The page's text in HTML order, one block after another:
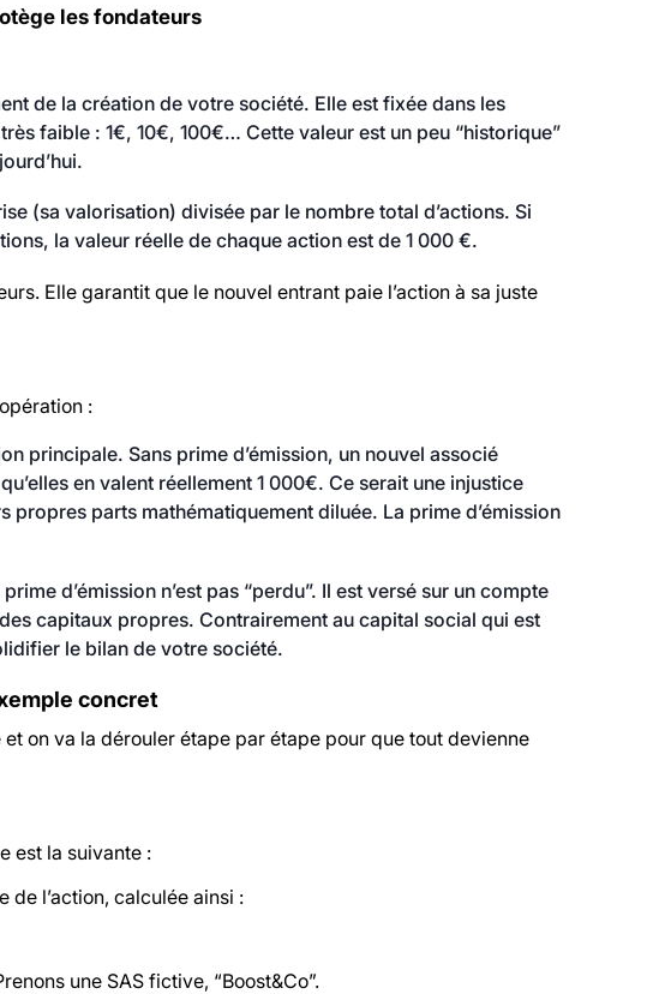
les fondateurs
de la création de votre société. Elle est fixée dans les
faible : 1€, 10€, 100€… Cette valeur est un peu “historique”
(sa valorisation) divisée par le nombre total d’actions. Si
la valeur réelle de chaque action est de 1 000 €.
Elle garantit que le nouvel entrant paie l’action à sa juste
:
principale. Sans prime d’émission, un nouvel associé
en valent réellement 1 000€. Ce serait une injustice
parts mathématiquement diluée. La prime d’émission
prime d’émission n’est pas “perdu”. Il est versé sur un compte
capitaux propres. Contrairement au capital social qui est
le bilan de votre société.
concret
on va la dérouler étape par étape pour que tout devienne
est la suivante :
de l’action, calculée ainsi :
une SAS fictive, “Boost&Co”.